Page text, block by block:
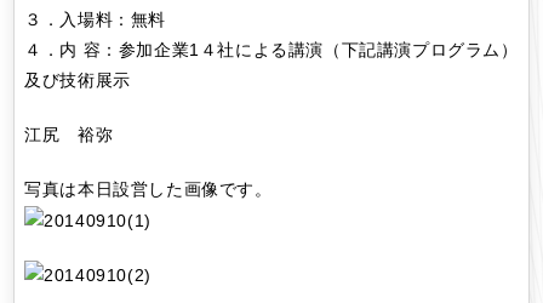
３．入場料：無料
４．内 容：参加企業1４社による講演（下記講演プログラム）
及び技術展示
江尻 裕弥
写真は本日設営した画像です。